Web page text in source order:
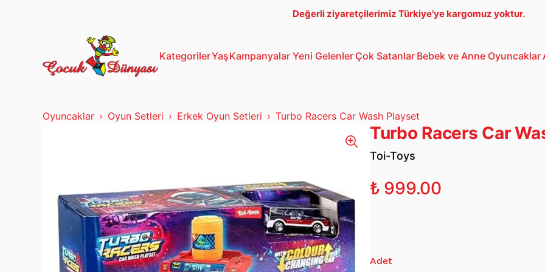
Değerli ziyaretçilerimiz Türkiye'ye kargomuz yoktur.
Kategoriler
Bebek
Yaş
3-5 Yaş
Kampanyalar Yeni Gelenler Çok Satanlar Bebek ve Anne Oyuncaklar
Lego
Oyuncaklar Oyun Setleri Erkek Oyun Setleri Turbo Racers Car Wash Playset
Turbo Racers Car
Toi-Toys
₺ 999.00
Adet